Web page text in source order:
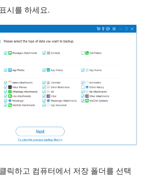
시를 하세요.
릭하고 컴퓨터에서 저장 폴더를 선택